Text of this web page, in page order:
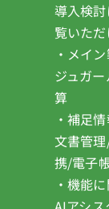
導入検
覧いただ
・メイ
ジュガ
算
・補足
文書管
携/電子
・機能